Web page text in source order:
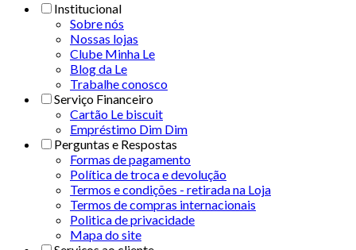
Institucional
Sobre nós
Nossas lojas
Clube Minha Le
Blog da Le
Trabalhe conosco
Serviço Financeiro
Cartão Le biscuit
Empréstimo Dim Dim
Perguntas e Respostas
Formas de pagamento
Política de troca e devolução
Termos e condições - retirada na Loja
Termos de compras internacionais
Politica de privacidade
Mapa do site